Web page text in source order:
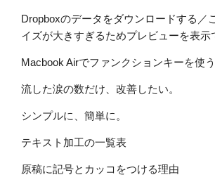
Dropboxのデータをダウンロードする／
イズが大きすぎるためプレビューを表示
Macbook Airでファンクションキーを使う
流した涙の数だけ、改善したい。
シンプルに、簡単に。
テキスト加工の一覧表
原稿に記号とカッコをつける理由